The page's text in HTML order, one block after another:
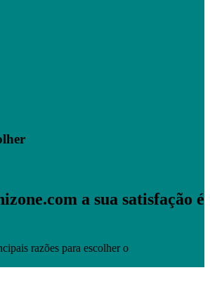
a sua satisfação é
razões para escolher o